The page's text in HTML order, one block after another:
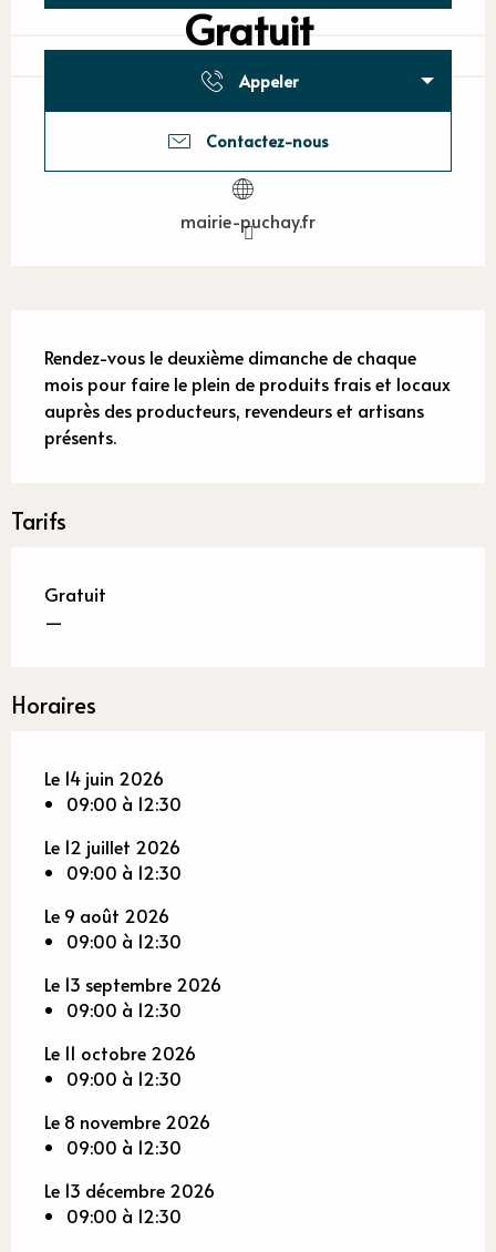
Gratuit
Appeler
Contactez-nous
mairie-puchay.fr
Rendez-vous le deuxième dimanche de chaque
mois pour faire le plein de produits frais et locaux
auprès des producteurs, revendeurs et artisans
présents.
Tarifs
Gratuit
—
Horaires
Le 14 juin 2026
09:00 à 12:30
Le 12 juillet 2026
09:00 à 12:30
Le 9 août 2026
09:00 à 12:30
Le 13 septembre 2026
09:00 à 12:30
Le 11 octobre 2026
09:00 à 12:30
Le 8 novembre 2026
09:00 à 12:30
Le 13 décembre 2026
09:00 à 12:30